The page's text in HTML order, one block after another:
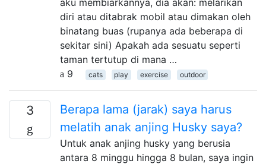
aku membiarkannya, dia akan: melarikan
diri atau ditabrak mobil atau dimakan oleh
binatang buas (rupanya ada beberapa di
sekitar sini) Apakah ada sesuatu seperti
taman tertutup di mana …
9
cats play exercise outdoor
3
Berapa lama (jarak) saya harus
melatih anak anjing Husky saya?
Untuk anak anjing husky yang berusia
antara 8 minggu hingga 8 bulan, saya ingin